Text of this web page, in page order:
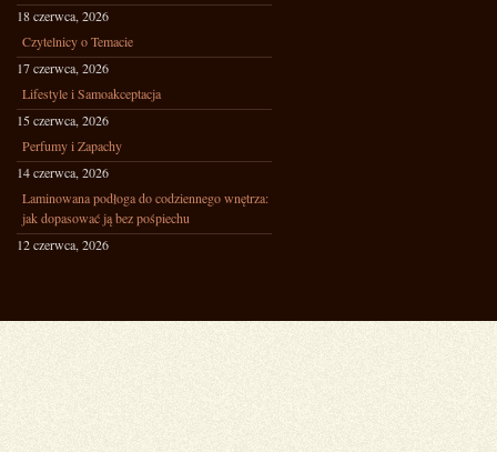
18 czerwca, 2026
Czytelnicy o Temacie
17 czerwca, 2026
Lifestyle i Samoakceptacja
15 czerwca, 2026
Perfumy i Zapachy
14 czerwca, 2026
Laminowana podłoga do codziennego wnętrza:
jak dopasować ją bez pośpiechu
12 czerwca, 2026